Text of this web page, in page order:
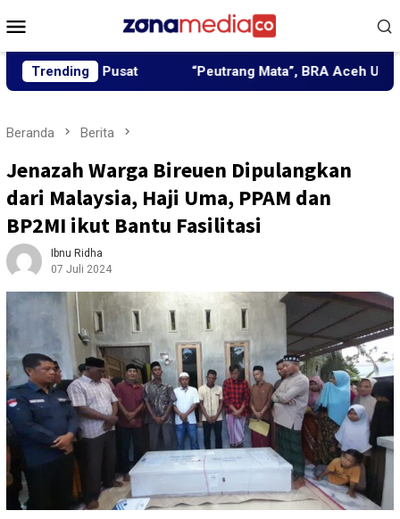
ke
Mobile
Trending
Pusat “Peutrang Mata”, BRA Aceh Utara Himpun
Beranda Berita
Jenazah Warga Bireuen Dipulangkan
dari Malaysia, Haji Uma, PPAM dan
BP2MI ikut Bantu Fasilitasi
Ibnu Ridha
07 Juli 2024